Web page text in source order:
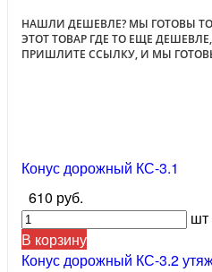
НАШЛИ ДЕШЕВЛЕ? МЫ ГОТОВЫ
ЭТОТ ТОВАР ГДЕ ТО ЕЩЕ
ПРИШЛИТЕ ССЫЛКУ, И МЫ
Конус дорожный КС-3.1
610 руб.
шт
В корзину
Конус дорожный КС-3.2